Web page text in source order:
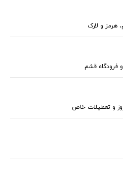
هرمز و لارک
و فرودگاه قشم
و تعطیلات خاص